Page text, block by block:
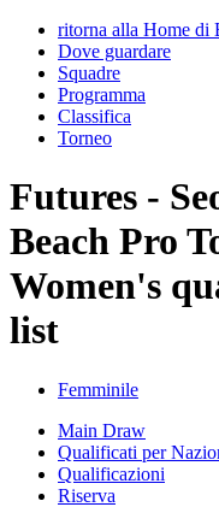
ritorna alla Home di
Dove guardare
Squadre
Programma
Classifica
Torneo
Futures -
Beach Pro
Women's
list
Femminile
Main Draw
Qualificati per
Qualificazioni
Riserva